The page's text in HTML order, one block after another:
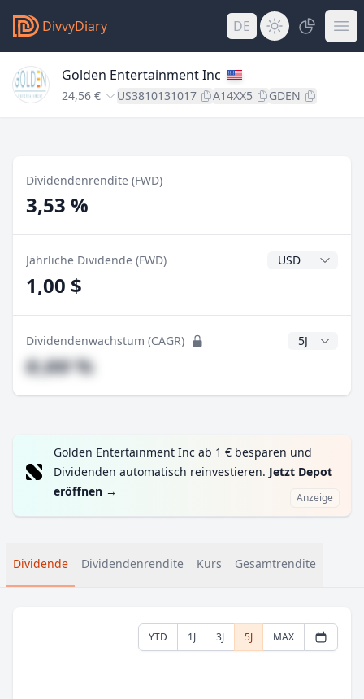
DivvyDiary DE
Golden Entertainment Inc
24,56 € US3810131017 A14XX5 GDEN
Dividendenrendite (FWD)
3,53 %
Jährliche Dividende (FWD)
1,00 $
Dividendenwachstum (CAGR) CAGR Jahre
#,## %
Golden Entertainment Inc ab 1 € besparen und
Dividenden automatisch reinvestieren. Jetzt Depot
eröffnen → Anzeige
Dividende Dividendenrendite Kurs Gesamtrendite
YTD 1J 3J 5J MAX